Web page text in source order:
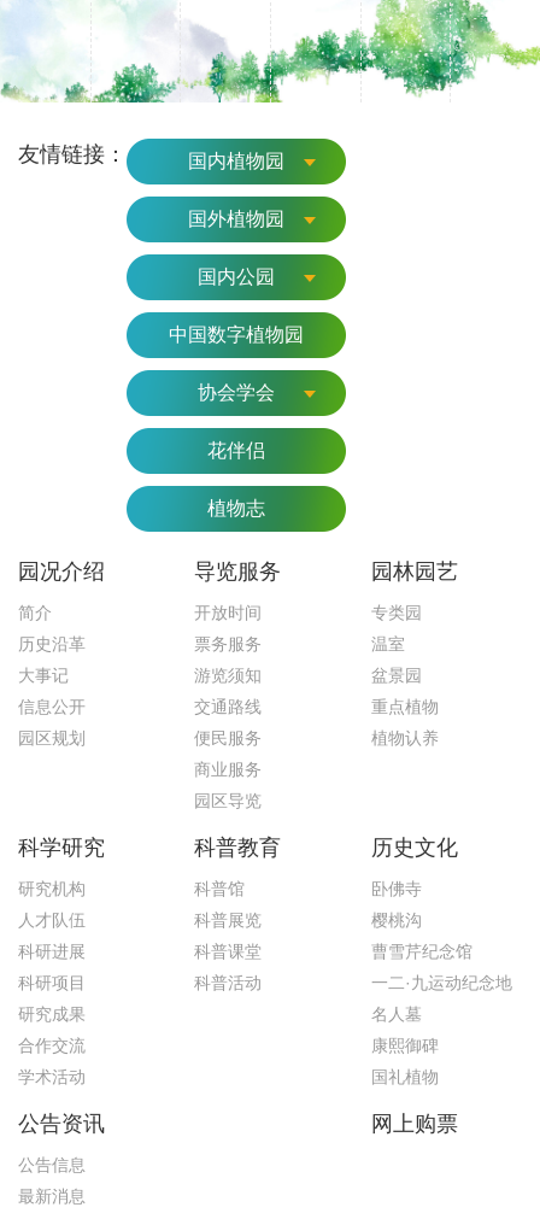
友情链接： 国内植物园
国外植物园
国内公园
中国数字植物园
协会学会
花伴侣
植物志
园况介绍
简介
历史沿革
大事记
信息公开
园区规划
导览服务
开放时间
票务服务
游览须知
交通路线
便民服务
商业服务
园区导览
园林园艺
专类园
温室
盆景园
重点植物
植物认养
科学研究
研究机构
人才队伍
科研进展
科研项目
研究成果
合作交流
学术活动
科普教育
科普馆
科普展览
科普课堂
科普活动
历史文化
卧佛寺
樱桃沟
曹雪芹纪念馆
一二·九运动纪念地
名人墓
康熙御碑
国礼植物
公告资讯
公告信息
最新消息
网上购票